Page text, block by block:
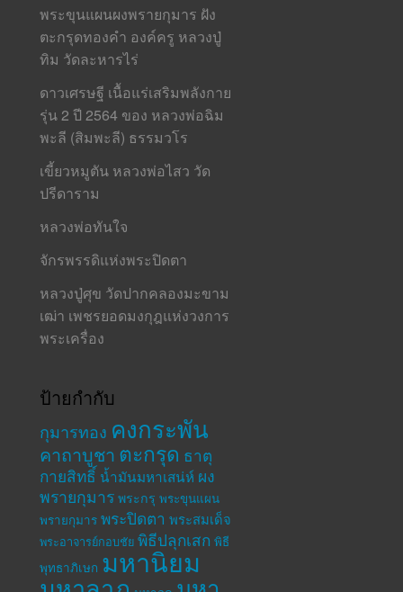
พระขุนแผนผงพรายกุมาร ฝัง
ตะกรุดทองคำ องค์ครู หลวงปู่
ทิม วัดละหารไร่
ดาวเศรษฐี เนื้อแร่เสริมพลังกาย
รุ่น 2 ปี 2564 ของ หลวงพ่อฉิม
พะลี (สิมพะลี) ธรรมวโร
เขี้ยวหมูตัน หลวงพ่อไสว วัด
ปรีดาราม
หลวงพ่อทันใจ
จักรพรรดิแห่งพระปิดตา
หลวงปู่ศุข วัดปากคลองมะขาม
เฒ่า เพชรยอดมงกุฎแห่งวงการ
พระเครื่อง
ป้ายกำกับ
กุมารทอง คงกระพัน
คาถาบูชา ตะกรุด ธาตุ
กายสิทธิ์ น้ำมันมหาเสน่ห์ ผง
พรายกุมาร พระกรุ พระขุนแผน
พรายกุมาร พระปิดตา พระสมเด็จ
พระอาจารย์กอบชัย พิธีปลุกเสก พิธี
พุทธาภิเษก มหานิยม